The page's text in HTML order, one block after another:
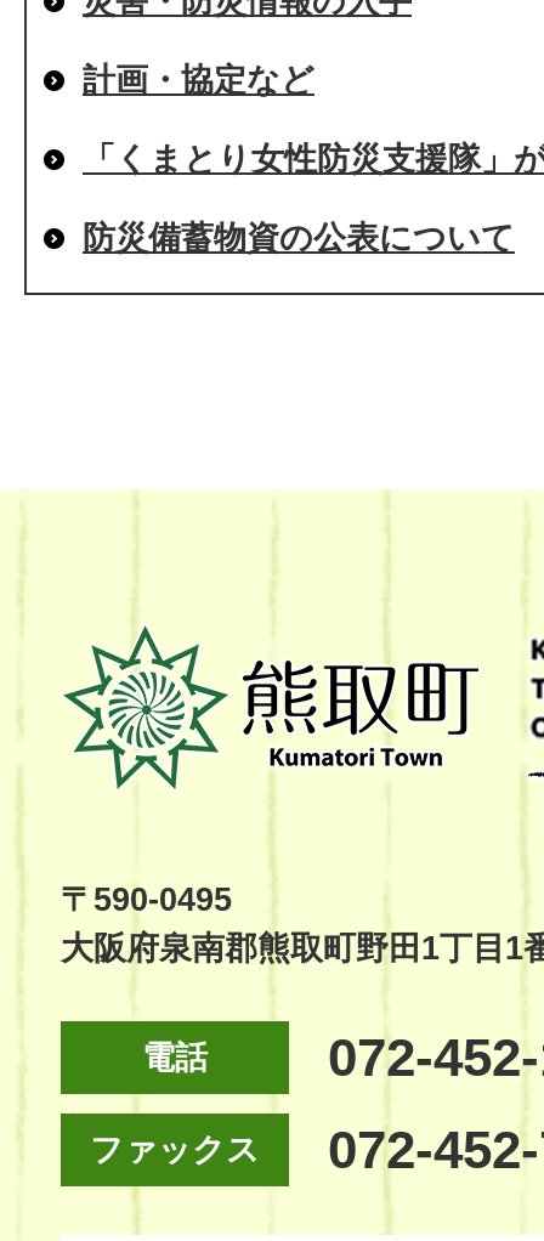
計画・協定など
「くまとり女性防災支援隊」
防災備蓄物資の公表について
熊
取
町
Kumatori
Site
〒590-0495
大阪府泉南郡熊取町野田1丁目1
電話 072-
ファックス 072-